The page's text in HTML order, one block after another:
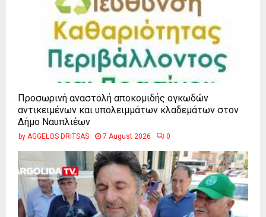
Προσωρινή αναστολή αποκομιδής ογκωδών
αντικειμένων και υπολειμμάτων κλαδεμάτων στον
Δήμο Ναυπλιέων
by AGGELOS DRITSAS 7 August 2026 0